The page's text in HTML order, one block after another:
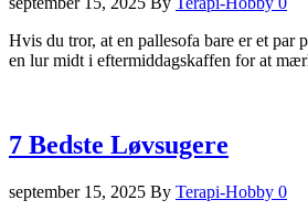
Hvis du tror, at en pallesofa bare er et par
en lur midt i eftermiddagskaffen for at
7 Bedste Løvsugere
september 15, 2025 By Terapi-Hobby 0